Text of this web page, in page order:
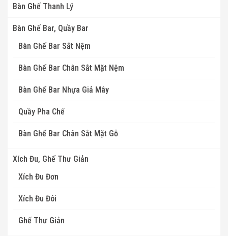
Bàn Ghế Thanh Lý
Bàn Ghế Bar, Quầy Bar
Bàn Ghế Bar Sắt Nệm
Bàn Ghế Bar Chân Sắt Mặt Nệm
Bàn Ghế Bar Nhựa Giả Mây
Quầy Pha Chế
Bàn Ghế Bar Chân Sắt Mặt Gỗ
Xích Đu, Ghế Thư Giản
Xích Đu Đơn
Xích Đu Đôi
Ghế Thư Giản